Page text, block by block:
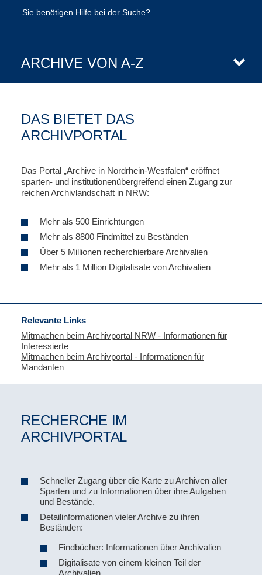
Sie benötigen Hilfe bei der Suche?
ARCHIVE VON A-Z
DAS BIETET DAS
ARCHIVPORTAL
Das Portal „Archive in Nordrhein-Westfalen“ eröffnet
sparten- und institutionenübergreifend einen Zugang zur
reichen Archivlandschaft in NRW:
Mehr als 500 Einrichtungen
Mehr als 8800 Findmittel zu Beständen
Über 5 Millionen recherchierbare Archivalien
Mehr als 1 Million Digitalisate von Archivalien
Relevante Links
Mitmachen beim Archivportal NRW - Informationen für
Interessierte
Mitmachen beim Archivportal - Informationen für
Mandanten
RECHERCHE IM
ARCHIVPORTAL
Schneller Zugang über die Karte zu Archiven aller
Sparten und zu Informationen über ihre Aufgaben
und Bestände.
Detailinformationen vieler Archive zu ihren
Beständen:
Findbücher: Informationen über Archivalien
Digitalisate von einem kleinen Teil der
Archivalien